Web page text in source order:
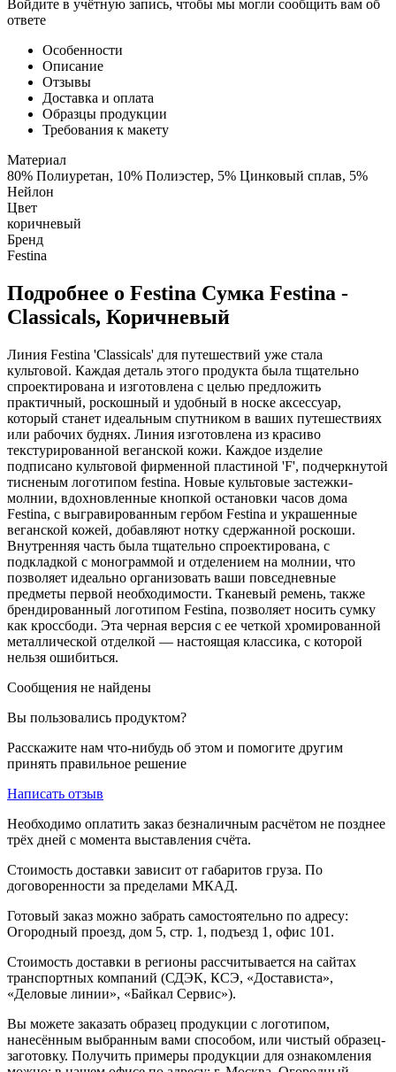
Войдите в учётную запись, чтобы мы могли сообщить вам об
ответе
Особенности
Описание
Отзывы
Доставка и оплата
Образцы продукции
Требования к макету
Материал
80% Полиуретан, 10% Полиэстер, 5% Цинковый сплав, 5%
Нейлон
Цвет
коричневый
Бренд
Festina
Подробнее о Festina Cумка Festina -
Classicals, Коричневый
Линия Festina 'Classicals' для путешествий уже стала
культовой. Каждая деталь этого продукта была тщательно
спроектирована и изготовлена ​​с целью предложить
практичный, роскошный и удобный в носке аксессуар,
который станет идеальным спутником в ваших путешествиях
или рабочих буднях. Линия изготовлена ​​из красиво
текстурированной веганской кожи. Каждое изделие
подписано культовой фирменной пластиной 'F', подчеркнутой
тисненым логотипом festina. Новые культовые застежки-
молнии, вдохновленные кнопкой остановки часов дома
Festina, с выгравированным гербом Festina и украшенные
веганской кожей, добавляют нотку сдержанной роскоши.
Внутренняя часть была тщательно спроектирована, с
подкладкой с монограммой и отделением на молнии, что
позволяет идеально организовать ваши повседневные
предметы первой необходимости. Тканевый ремень, также
брендированный логотипом Festina, позволяет носить сумку
как кроссбоди. Эта черная версия с ее четкой хромированной
металлической отделкой — настоящая классика, с которой
нельзя ошибиться.
Сообщения не найдены
Вы пользовались продуктом?
Расскажите нам что-нибудь об этом и помогите другим
принять правильное решение
Написать отзыв
Необходимо оплатить заказ безналичным расчётом не позднее
трёх дней с момента выставления счёта.
Стоимость доставки зависит от габаритов груза. По
договоренности за пределами МКАД.
Готовый заказ можно забрать самостоятельно по адресу:
Огородный проезд, дом 5, стр. 1, подъезд 1, офис 101.
Стоимость доставки в регионы рассчитывается на сайтах
транспортных компаний (СДЭК, КСЭ, «Достависта»,
«Деловые линии», «Байкал Сервис»).
Вы можете заказать образец продукции с логотипом,
нанесённым выбранным вами способом, или чистый образец-
заготовку. Получить примеры продукции для ознакомления